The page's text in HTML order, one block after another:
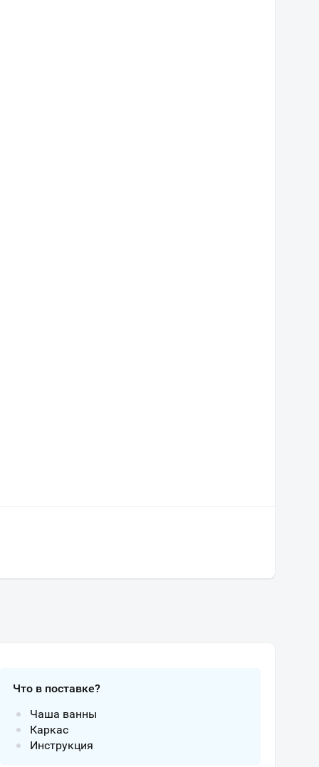
Что в поставке?
Чаша ванны
Каркас
Инструкция